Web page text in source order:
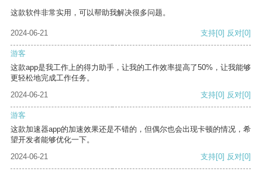
这款软件非常实用，可以帮助我解决很多问题。
2024-06-21 支持[0] 反对[0]
游客
这款app是我工作上的得力助手，让我的工作效率提高了50%，让我能够
更轻松地完成工作任务。
2024-06-21
支持[0] 反对[0]
游客
这款加速器app的加速效果还是不错的，但偶尔也会出现卡顿的情况，希
望开发者能够优化一下。
2024-06-21
支持[0] 反对[0]